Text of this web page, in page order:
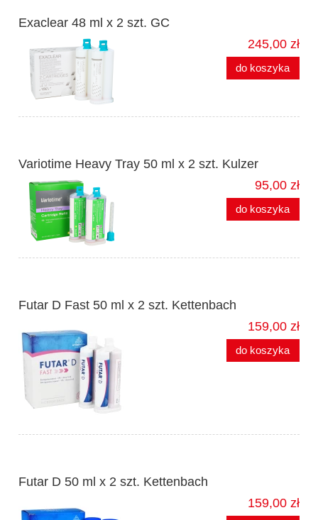
Exaclear 48 ml x 2 szt. GC
245,00 zł
do koszyka
Variotime Heavy Tray 50 ml x 2 szt. Kulzer
95,00 zł
do koszyka
Futar D Fast 50 ml x 2 szt. Kettenbach
159,00 zł
do koszyka
Futar D 50 ml x 2 szt. Kettenbach
159,00 zł